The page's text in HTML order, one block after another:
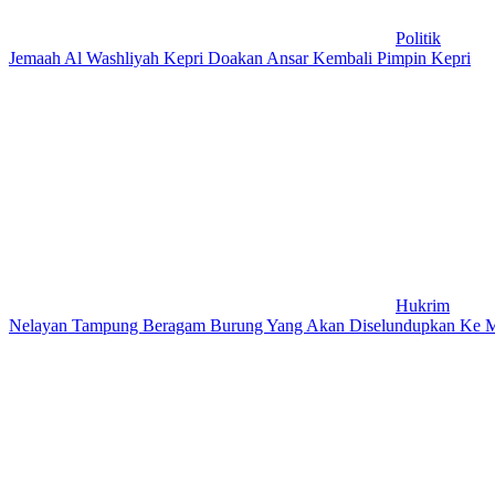
Politik
Jemaah Al Washliyah Kepri Doakan Ansar Kembali Pimpin Kepri
Hukrim
Nelayan Tampung Beragam Burung Yang Akan Diselundupkan Ke